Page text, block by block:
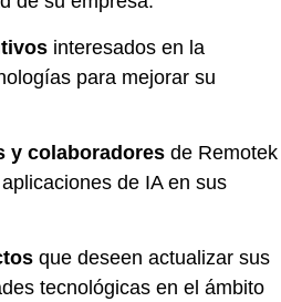
interesados en la
para mejorar su
y colaboradores de Remotek
de IA en sus
que deseen actualizar sus
tecnológicas en el ámbito